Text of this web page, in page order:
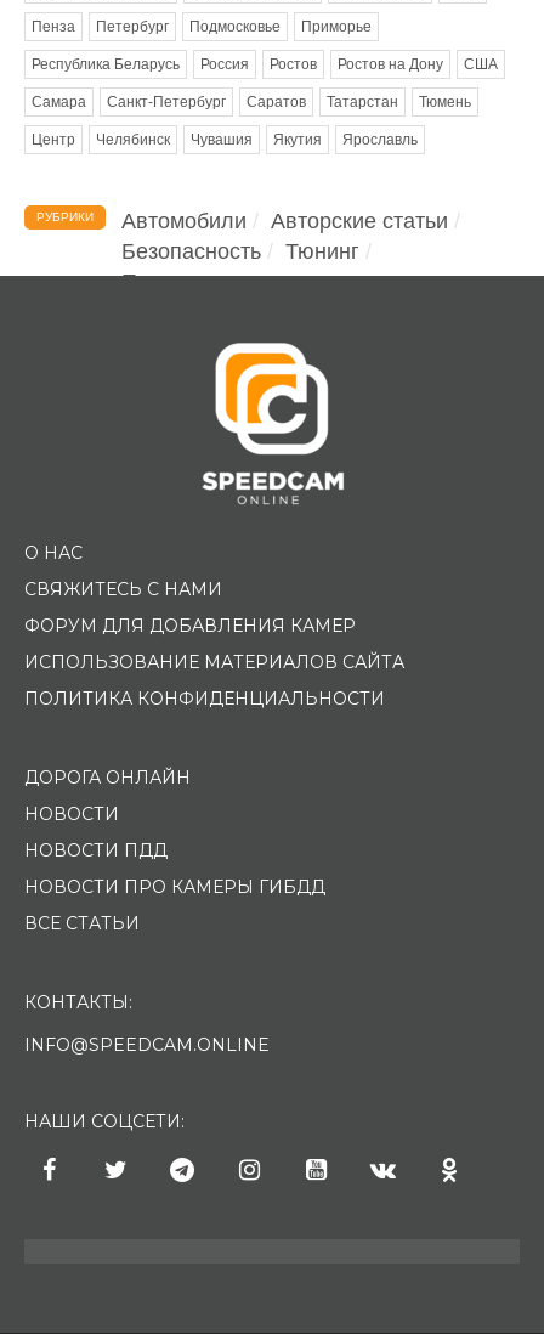
Пенза Петербург Подмосковье Приморье
Республика Беларусь Россия Ростов Ростов на Дону США
Самара Санкт-Петербург Саратов Татарстан Тюмень
Центр Челябинск Чувашия Якутия Ярославль
РУБРИКИ Автомобили
Авторские статьи
Безопасность
Тюнинг
Помощь водителю
О НАС
СВЯЖИТЕСЬ С НАМИ
ФОРУМ ДЛЯ ДОБАВЛЕНИЯ КАМЕР
ИСПОЛЬЗОВАНИЕ МАТЕРИАЛОВ САЙТА
ПОЛИТИКА КОНФИДЕНЦИАЛЬНОСТИ
ДОРОГА ОНЛАЙН
НОВОСТИ
НОВОСТИ ПДД
НОВОСТИ ПРО КАМЕРЫ ГИБДД
ВСЕ СТАТЬИ
КОНТАКТЫ:
INFO@SPEEDCAM.ONLINE
НАШИ СОЦСЕТИ: